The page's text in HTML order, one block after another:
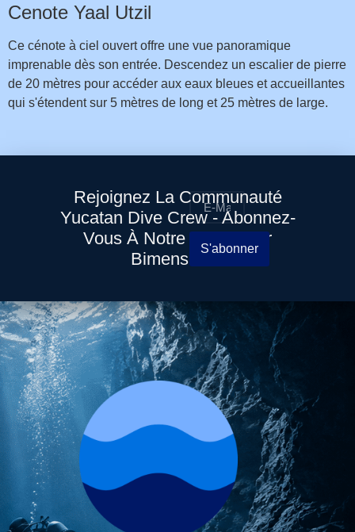
Cenote Yaal Utzil
Ce cénote à ciel ouvert offre une vue panoramique
imprenable dès son entrée. Descendez un escalier de pierre
de 20 mètres pour accéder aux eaux bleues et accueillantes
qui s'étendent sur 5 mètres de long et 25 mètres de large.
Rejoignez La Communauté
Yucatan Dive Crew - Abonnez-
Vous À Notre Newsletter
Bimensuelle
S'abonner